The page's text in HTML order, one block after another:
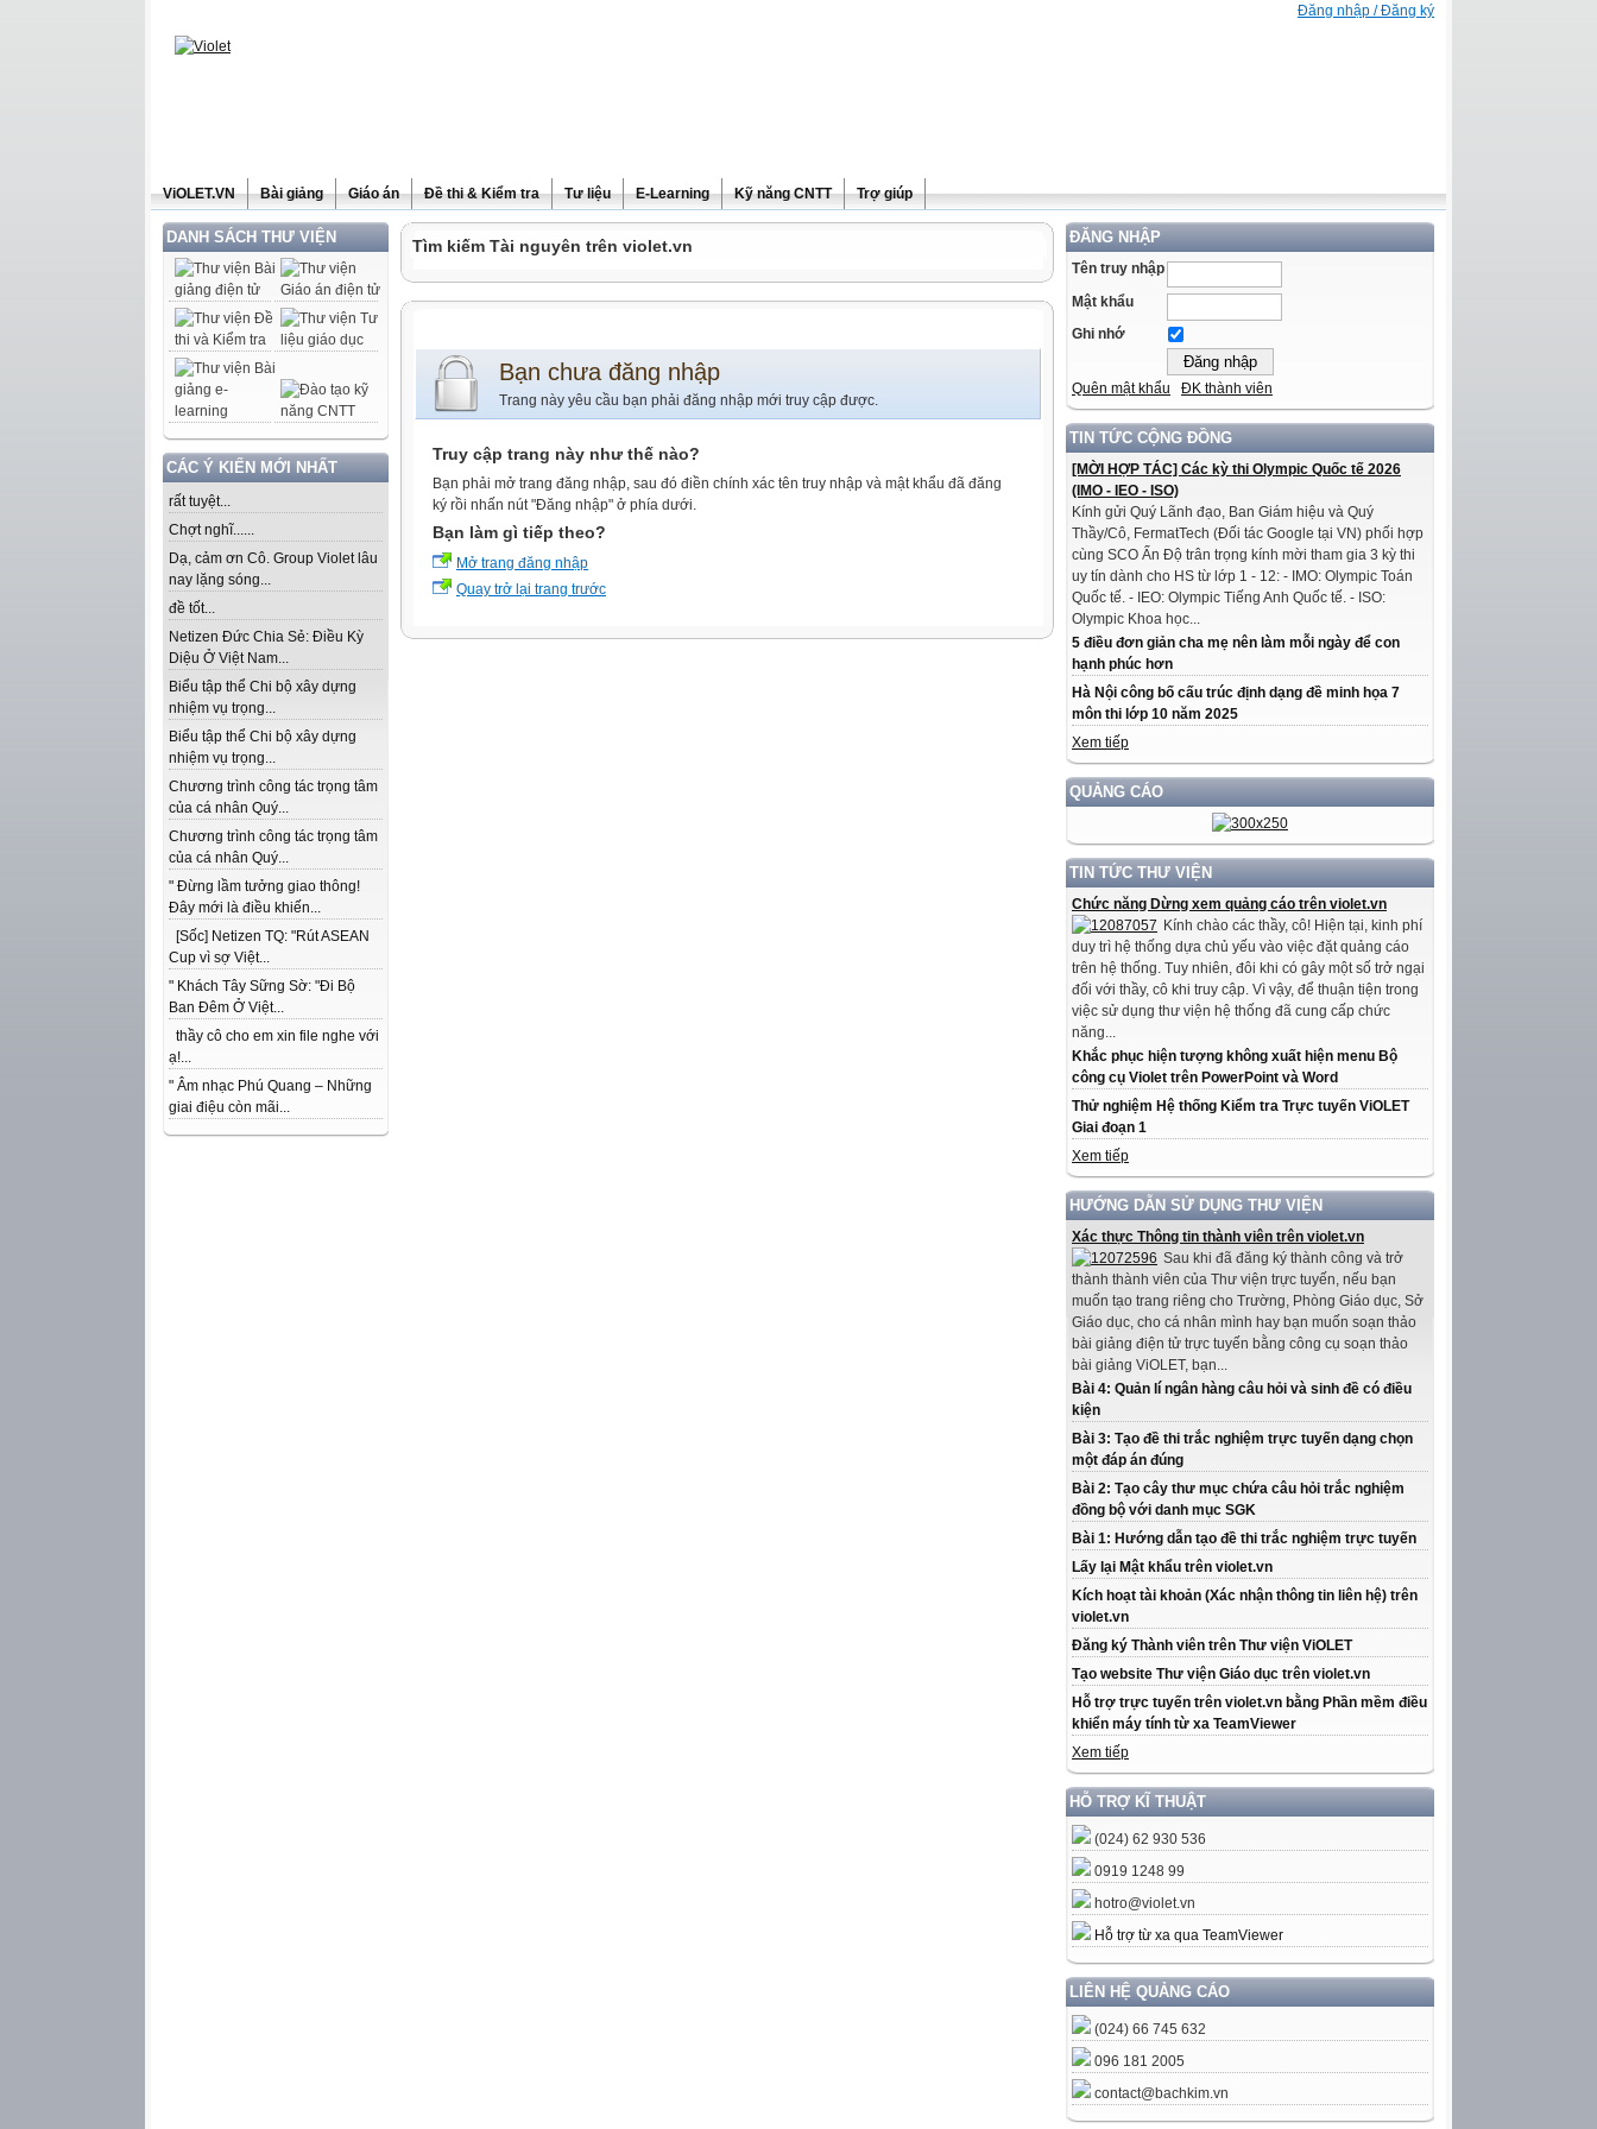
Đăng nhập / Đăng ký
ViOLET.VN Bài giảng Giáo án Đề thi & Kiểm tra Tư liệu E-Learning Kỹ năng CNTT Trợ giúp
DANH SÁCH THƯ VIỆN
CÁC Ý KIẾN MỚI NHẤT
rất tuyệt...
Chợt nghĩ......
Dạ, cảm ơn Cô. Group Violet lâu
nay lặng sóng...
đề tốt...
Netizen Đức Chia Sẻ: Điều Kỳ
Diệu Ở Việt Nam...
Biểu tập thể Chi bộ xây dựng
nhiệm vụ trọng...
Biểu tập thể Chi bộ xây dựng
nhiệm vụ trọng...
Chương trình công tác trọng tâm
của cá nhân Quý...
Chương trình công tác trọng tâm
của cá nhân Quý...
" Đừng lầm tưởng giao thông!
Đây mới là điều khiến...
[Sốc] Netizen TQ: "Rút ASEAN
Cup vì sợ Việt...
" Khách Tây Sững Sờ: "Đi Bộ
Ban Đêm Ở Việt...
thầy cô cho em xin file nghe với
ạ!...
" Âm nhạc Phú Quang – Những
giai điệu còn mãi...
ĐĂNG NHẬP
Tên truy nhập
Mật khẩu
Ghi nhớ
Quên mật khẩu ĐK thành viên
TIN TỨC CỘNG ĐỒNG
[MỜI HỢP TÁC] Các kỳ thi Olympic Quốc tế 2026
(IMO - IEO - ISO)
Kính gửi Quý Lãnh đạo, Ban Giám hiệu và Quý
Thầy/Cô, FermatTech (Đối tác Google tại VN) phối hợp
cùng SCO Ấn Độ trân trọng kính mời tham gia 3 kỳ thi
uy tín dành cho HS từ lớp 1 - 12: - IMO: Olympic Toán
Quốc tế. - IEO: Olympic Tiếng Anh Quốc tế. - ISO:
Olympic Khoa học...
5 điều đơn giản cha mẹ nên làm mỗi ngày để con
hạnh phúc hơn
Hà Nội công bố cấu trúc định dạng đề minh họa 7
môn thi lớp 10 năm 2025
Xem tiếp
QUẢNG CÁO
TIN TỨC THƯ VIỆN
Chức năng Dừng xem quảng cáo trên violet.vn
Kính chào các thầy, cô! Hiện tại, kinh phí
duy trì hệ thống dựa chủ yếu vào việc đặt quảng cáo
trên hệ thống. Tuy nhiên, đôi khi có gây một số trở ngại
đối với thầy, cô khi truy cập. Vì vậy, để thuận tiện trong
việc sử dụng thư viện hệ thống đã cung cấp chức
năng...
Khắc phục hiện tượng không xuất hiện menu Bộ
công cụ Violet trên PowerPoint và Word
Thử nghiệm Hệ thống Kiểm tra Trực tuyến ViOLET
Giai đoạn 1
Xem tiếp
HƯỚNG DẪN SỬ DỤNG THƯ VIỆN
Xác thực Thông tin thành viên trên violet.vn
Sau khi đã đăng ký thành công và trở
thành thành viên của Thư viện trực tuyến, nếu bạn
muốn tạo trang riêng cho Trường, Phòng Giáo dục, Sở
Giáo dục, cho cá nhân mình hay bạn muốn soạn thảo
bài giảng điện tử trực tuyến bằng công cụ soạn thảo
bài giảng ViOLET, bạn...
Bài 4: Quản lí ngân hàng câu hỏi và sinh đề có điều
kiện
Bài 3: Tạo đề thi trắc nghiệm trực tuyến dạng chọn
một đáp án đúng
Bài 2: Tạo cây thư mục chứa câu hỏi trắc nghiệm
đồng bộ với danh mục SGK
Bài 1: Hướng dẫn tạo đề thi trắc nghiệm trực tuyến
Lấy lại Mật khẩu trên violet.vn
Kích hoạt tài khoản (Xác nhận thông tin liên hệ) trên
violet.vn
Đăng ký Thành viên trên Thư viện ViOLET
Tạo website Thư viện Giáo dục trên violet.vn
Hỗ trợ trực tuyến trên violet.vn bằng Phần mềm điều
khiển máy tính từ xa TeamViewer
Xem tiếp
HỖ TRỢ KĨ THUẬT
(024) 62 930 536
0919 1248 99
hotro@violet.vn
Hỗ trợ từ xa qua TeamViewer
LIÊN HỆ QUẢNG CÁO
(024) 66 745 632
096 181 2005
contact@bachkim.vn
Tìm kiếm Tài nguyên trên violet.vn
Bạn chưa đăng nhập
Trang này yêu cầu bạn phải đăng nhập mới truy cập được.
Truy cập trang này như thế nào?
Bạn phải mở trang đăng nhập, sau đó điền chính xác tên truy nhập và mật khẩu đã đăng
ký rồi nhấn nút "Đăng nhập" ở phía dưới.
Bạn làm gì tiếp theo?
Mở trang đăng nhập
Quay trở lại trang trước